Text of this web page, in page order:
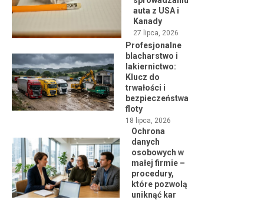
auta z USA i
Kanady
27 lipca, 2026
Profesjonalne
blacharstwo i
lakiernictwo:
Klucz do
trwałości i
bezpieczeństwa
floty
18 lipca, 2026
Ochrona
danych
osobowych w
małej firmie –
procedury,
które pozwolą
uniknąć kar